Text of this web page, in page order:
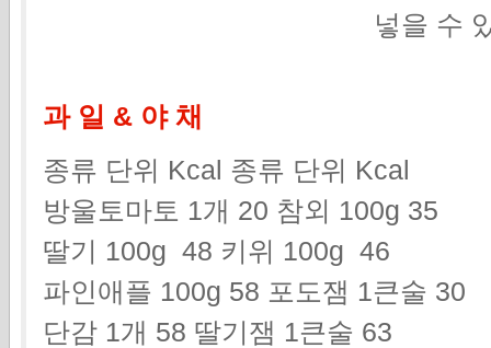
넣을 수
과 일 & 야 채
종류 단위 Kcal 종류 단위 Kcal
방울토마토 1개 20 참외 100g 35
딸기 100g 48 키위 100g 46
파인애플 100g 58 포도잼 1큰술 30
단감 1개 58 딸기잼 1큰술 63